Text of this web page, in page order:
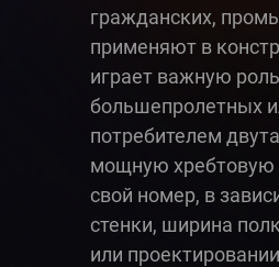
гражданских,
применяют в
играет важную
большепролетных
потребителем
мощную хребтовую
свой номер, в
стенки, ширина
или